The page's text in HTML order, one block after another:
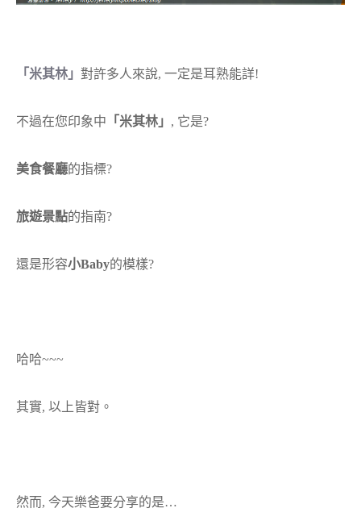
「米其林」 對許多人來說, 一定是耳熟能詳!
不過在您印象中 「米其林」 , 它是?
美食餐廳的指標?
旅遊景點的指南?
還是形容小Baby的模樣?
哈哈~~~
其實, 以上皆對。
然而, 今天樂爸要分享的是…